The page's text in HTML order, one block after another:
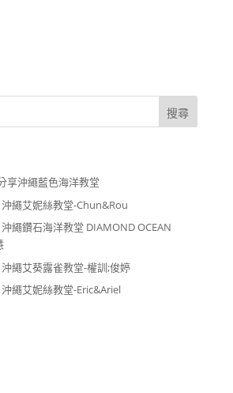
享沖繩藍色海洋教堂
繩艾妮絲教堂-Chun&Rou
繩鑽石海洋教堂 DIAMOND OCEAN
繩艾葵露雀教堂-權訓;俊婷
繩艾妮絲教堂-Eric&Ariel